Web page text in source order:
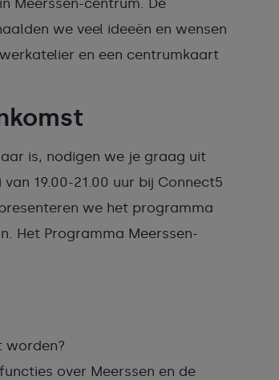
Meerssen-centrum. De
we veel ideeën en wensen
en een centrumkaart
is, nodigen we je graag uit
19.00-21.00 uur bij Connect5
we het programma
Het Programma Meerssen-
worden?
over Meerssen en de